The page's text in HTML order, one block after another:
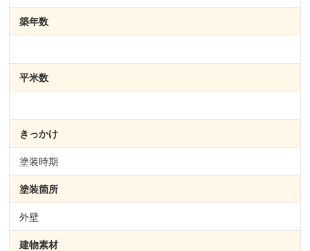
築年数
平米数
きっかけ
塗装時期
塗装箇所
外壁
建物素材